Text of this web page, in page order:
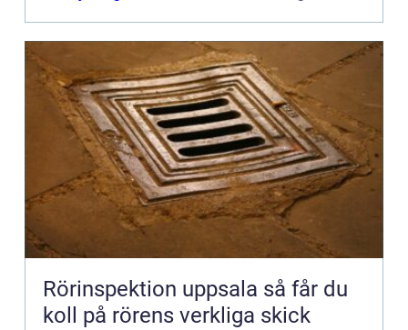
Rörinspektion uppsala så får du
koll på rörens verkliga skick